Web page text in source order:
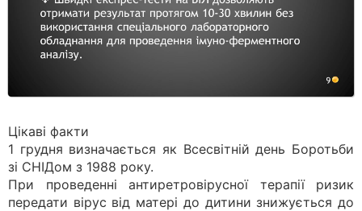
Цікаві факти
1 грудня визначається як Всесвітній день Боротьби
зі СНІДом з 1988 року.
При проведенні антиретровірусної терапії ризик
передати вірус від матері до дитини знижується до